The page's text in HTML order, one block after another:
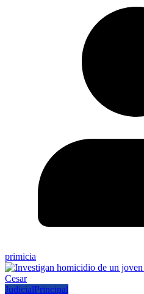
primicia
JudicialPrincipal